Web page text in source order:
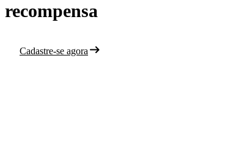
recompensa
Cadastre-se agora